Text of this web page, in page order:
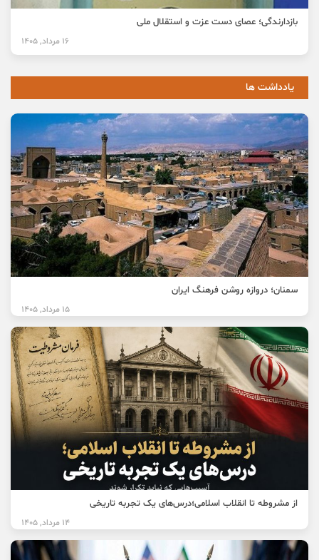
بازدارندگی؛ عصای دست عزت و استقلال ملی
16 مرداد, 1405
یادداشت ها
سمنان؛ دروازه روشن فرهنگ ایران
15 مرداد, 1405
از مشروطه تا انقلاب اسلامی؛درس‌های یک تجربه تاریخی
14 مرداد, 1405